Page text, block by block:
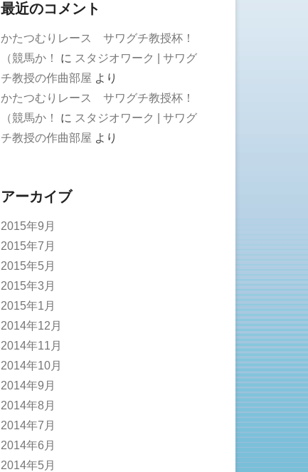
最近のコメント
かたつむりレース サワグチ教授杯！
（競馬か！
に スタジオワーク | サワグ
チ教授の作曲部屋 より
かたつむりレース サワグチ教授杯！
（競馬か！
に スタジオワーク | サワグ
チ教授の作曲部屋 より
アーカイブ
2015年9月
2015年7月
2015年5月
2015年3月
2015年1月
2014年12月
2014年11月
2014年10月
2014年9月
2014年8月
2014年7月
2014年6月
2014年5月